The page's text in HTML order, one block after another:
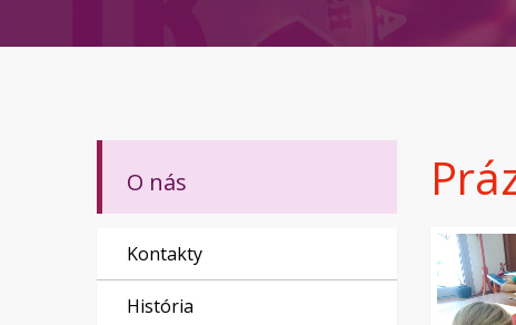
O nás
Kontakty
História